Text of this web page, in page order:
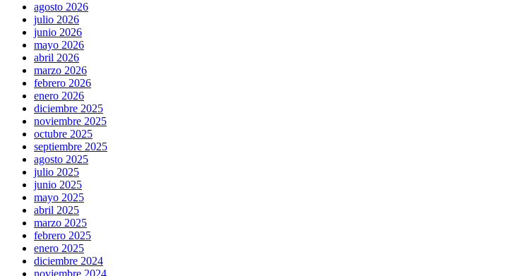
agosto 2026
julio 2026
junio 2026
mayo 2026
abril 2026
marzo 2026
febrero 2026
enero 2026
diciembre 2025
noviembre 2025
octubre 2025
septiembre 2025
agosto 2025
julio 2025
junio 2025
mayo 2025
abril 2025
marzo 2025
febrero 2025
enero 2025
diciembre 2024